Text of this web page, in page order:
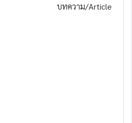
บทความ/Article